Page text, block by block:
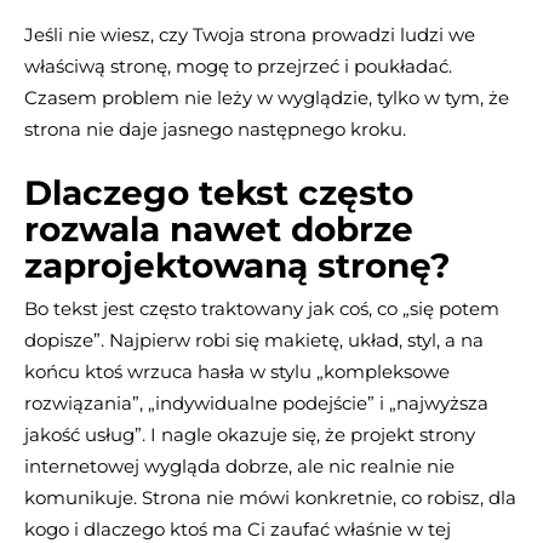
Jeśli nie wiesz, czy Twoja strona prowadzi ludzi we
właściwą stronę, mogę to przejrzeć i poukładać.
Czasem problem nie leży w wyglądzie, tylko w tym, że
strona nie daje jasnego następnego kroku.
Dlaczego tekst często
rozwala nawet dobrze
zaprojektowaną stronę?
Bo tekst jest często traktowany jak coś, co „się potem
dopisze”. Najpierw robi się makietę, układ, styl, a na
końcu ktoś wrzuca hasła w stylu „kompleksowe
rozwiązania”, „indywidualne podejście” i „najwyższa
jakość usług”. I nagle okazuje się, że projekt strony
internetowej wygląda dobrze, ale nic realnie nie
komunikuje. Strona nie mówi konkretnie, co robisz, dla
kogo i dlaczego ktoś ma Ci zaufać właśnie w tej